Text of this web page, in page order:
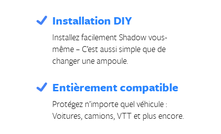
Installation DIY
Installez facilement Shadow vous-
même – C’est aussi simple que de
changer une ampoule.
Entièrement compatible
Protégez n’importe quel véhicule :
Voitures, camions, VTT et plus encore.